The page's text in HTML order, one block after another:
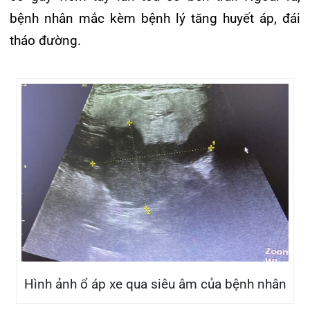
Hình ảnh ổ áp xe qua siêu âm của bệnh nhân
Bệnh nhân ngay lập tức được tiến hành điều trị
cấp cứu, các bác sĩ Khoa Tai Mũi họng thực hiện
phẫu thuật mở cạnh cổ tháo ổ áp xe kết hợp
truyền dịch, kháng sinh, chống viêm. Qúa trình
phẫu thuật, tháo ra được hơn 100ml dịch mủ màu
socola, mùi thối, ổ áp xe đã sắp lan vào trung
thất. Bệnh nhân được dẫn lưu áp xe, thay băng,
bơm rửa ổ áp xe hàng ngày. Dưới sự chăm sóc và
điều trị tích cực của các y bác sĩ, bệnh nhân hồi